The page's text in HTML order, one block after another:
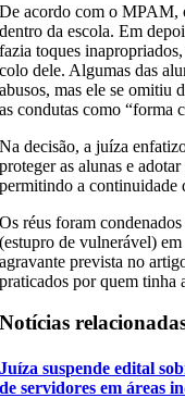
De acordo com o MPAM,
dentro da escola. Em
fazia toques
colo dele. Algumas das
abusos, mas ele se omitiu
as condutas como “forma
Na decisão, a juíza
proteger as alunas e
permitindo a continuidade
Os réus foram
(estupro de vulnerável)
agravante prevista no
praticados por quem tinha
Notícias
Juíza suspende edital
de servidores em áreas